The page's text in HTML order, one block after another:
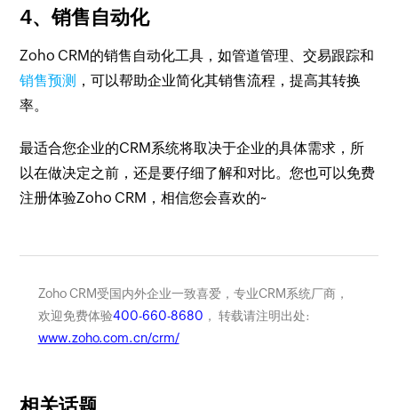
4、销售自动化
Zoho CRM的销售自动化工具，如管道管理、交易跟踪和
销售预测 ，可以帮助企业简化其销售流程，提高其转换
率。
最适合您企业的CRM系统将取决于企业的具体需求，所
以在做决定之前，还是要仔细了解和对比。您也可以免费
注册体验Zoho CRM，相信您会喜欢的~
Zoho CRM受国内外企业一致喜爱，专业CRM系统厂商，
欢迎免费体验400-660-8680 ， 转载请注明出处:
www.zoho.com.cn/crm/